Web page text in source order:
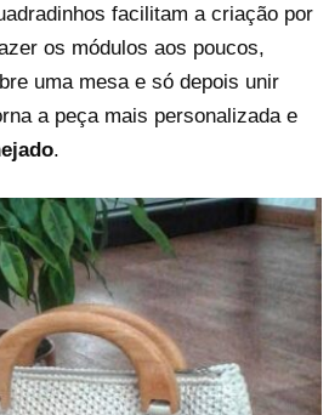
facilitam a criação por
os módulos aos poucos,
uma mesa e só depois unir
a peça mais personalizada e
.